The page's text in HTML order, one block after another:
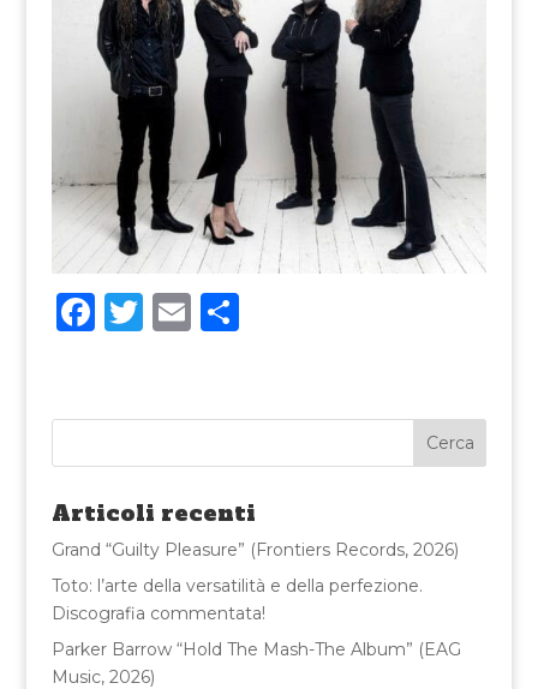
F
e
b
o
o
k
T
te
r
E
l
C
di
vi
di
Articoli recenti
Grand “Guilty Pleasure” (Frontiers Records, 2026)
Toto: l’arte della versatilità e della perfezione.
Discografia commentata!
Parker Barrow “Hold The Mash-The Album” (EAG
Music, 2026)